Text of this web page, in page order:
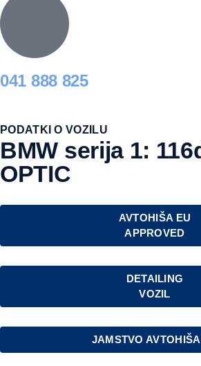
041 888 825
PODATKI O VOZILU
BMW serija 1:
OPTIC
AVTOHIŠA EU
APPROVED
DETAILING
VOZIL
JAMSTVO